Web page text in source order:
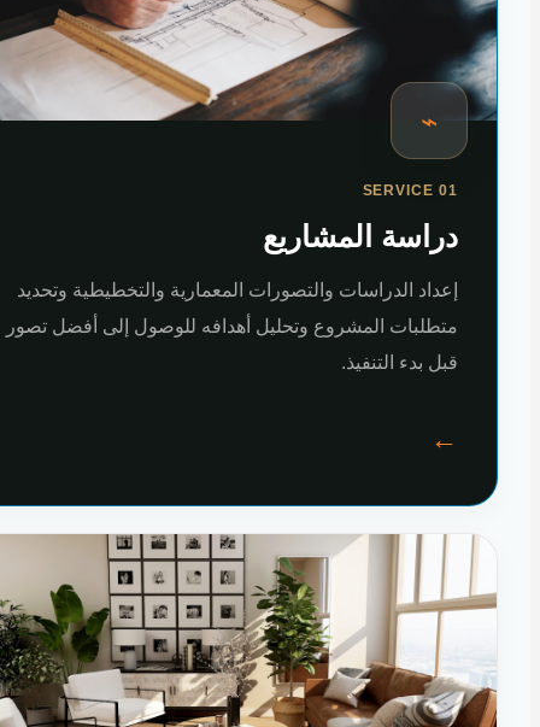
⌁
SERVICE 01
دراسة المشاريع
إعداد الدراسات والتصورات المعمارية والتخطيطية وتحديد
متطلبات المشروع وتحليل أهدافه للوصول إلى أفضل تصور
قبل بدء التنفيذ.